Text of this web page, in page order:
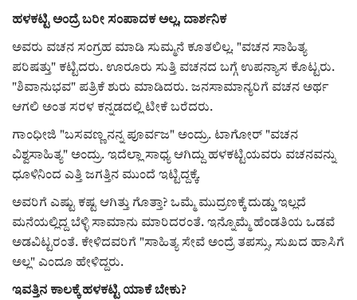
ಹಳಕಟ್ಟಿ ಅಂದ್ರೆ ಬರೀ ಸಂಪಾದಕ ಅಲ್ಲ, ದಾರ್ಶನಿಕ
ಅವರು ವಚನ ಸಂಗ್ರಹ ಮಾಡಿ ಸುಮ್ಮನೆ ಕೂತಲಿಲ್ಲ. "ವಚನ ಸಾಹಿತ್ಯ
ಪರಿಷತ್ತು" ಕಟ್ಟಿದರು. ಊರೂರು ಸುತ್ತಿ ವಚನದ ಬಗ್ಗೆ ಉಪನ್ಯಾಸ ಕೊಟ್ಟರು.
"ಶಿವಾನುಭವ" ಪತ್ರಿಕೆ ಶುರು ಮಾಡಿದರು. ಜನಸಾಮಾನ್ಯರಿಗೆ ವಚನ ಅರ್ಥ
ಆಗಲಿ ಅಂತ ಸರಳ ಕನ್ನಡದಲ್ಲಿ ಟೀಕೆ ಬರೆದರು.
ಗಾಂಧೀಜಿ "ಬಸವಣ್ಣ ನನ್ನ ಪೂರ್ವಜ" ಅಂದ್ರು. ಟಾಗೋರ್ "ವಚನ
ವಿಶ್ವಸಾಹಿತ್ಯ" ಅಂದ್ರು. ಇದೆಲ್ಲಾ ಸಾಧ್ಯ ಆಗಿದ್ದು ಹಳಕಟ್ಟಿಯವರು ವಚನವನ್ನು
ಧೂಳಿನಿಂದ ಎತ್ತಿ ಜಗತ್ತಿನ ಮುಂದೆ ಇಟ್ಟಿದ್ದಕ್ಕೆ.
ಅವರಿಗೆ ಎಷ್ಟು ಕಷ್ಟ ಆಗಿತ್ತು ಗೊತ್ತಾ? ಒಮ್ಮೆ ಮುದ್ರಣಕ್ಕೆ ದುಡ್ಡು ಇಲ್ಲದೆ
ಮನೆಯಲ್ಲಿದ್ದ ಬೆಳ್ಳಿ ಸಾಮಾನು ಮಾರಿದರಂತೆ. ಇನ್ನೊಮ್ಮೆ ಹೆಂಡತಿಯ ಒಡವೆ
ಅಡವಿಟ್ಟರಂತೆ. ಕೇಳಿದವರಿಗೆ "ಸಾಹಿತ್ಯ ಸೇವೆ ಅಂದ್ರೆ ತಪಸ್ಸು, ಸುಖದ ಹಾಸಿಗೆ
ಅಲ್ಲ" ಎಂದೂ ಹೇಳಿದ್ದರು.
ಇವತ್ತಿನ ಕಾಲಕ್ಕೆ ಹಳಕಟ್ಟಿ ಯಾಕೆ ಬೇಕು?